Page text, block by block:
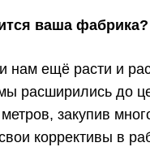
ваша фабрика?
нам ещё расти и
расширились до
закупив
коррективы в